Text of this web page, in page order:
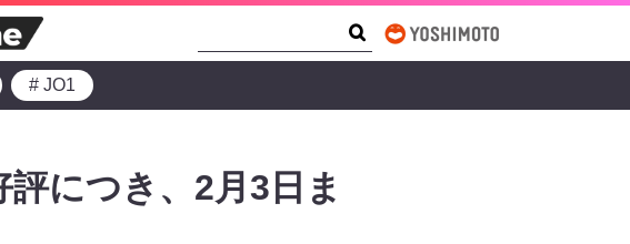
# JO1
評につき、2月3日ま